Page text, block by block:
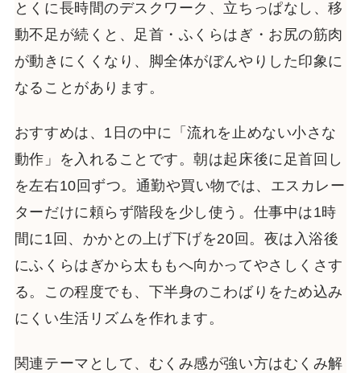
とくに長時間のデスクワーク、立ちっぱなし、移
動不足が続くと、足首・ふくらはぎ・お尻の筋肉
が動きにくくなり、脚全体がぼんやりした印象に
なることがあります。
おすすめは、1日の中に「流れを止めない小さな
動作」を入れることです。朝は起床後に足首回し
を左右10回ずつ。通勤や買い物では、エスカレー
ターだけに頼らず階段を少し使う。仕事中は1時
間に1回、かかとの上げ下げを20回。夜は入浴後
にふくらはぎから太ももへ向かってやさしくさす
る。この程度でも、下半身のこわばりをため込み
にくい生活リズムを作れます。
関連テーマとして、むくみ感が強い方はむくみ解